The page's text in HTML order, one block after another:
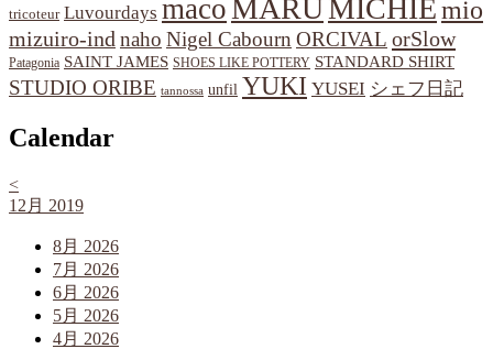
tricoteur Luvourdays macoMARUMICHIEmio
mizuiro-ind naho Nigel Cabourn ORCIVAL orSlow
Patagonia SAINT JAMES SHOES LIKE POTTERY STANDARD SHIRT
STUDIO ORIBE tannossa unfil YUKI YUSEI シェフ日記
Calendar
<
12月 2019
8月 2026
7月 2026
6月 2026
5月 2026
4月 2026